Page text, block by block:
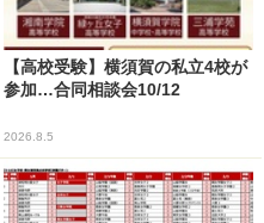
【高校受験】横須賀の私立4校が
参加…合同相談会10/12
2026.8.5